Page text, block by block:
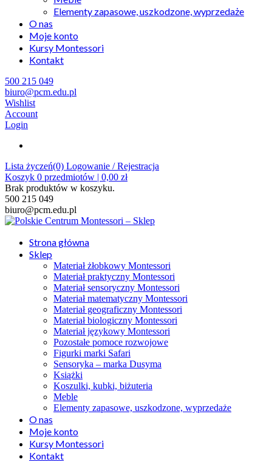
Elementy zapasowe, uszkodzone, wyprzedaże
O nas
Moje konto
Kursy Montessori
Kontakt
500 215 049
biuro@pcm.edu.pl
Wishlist
Account
Login
Lista życzeń(0) Logowanie / Rejestracja
Koszyk 0 przedmiotów | 0,00 zł
Brak produktów w koszyku.
500 215 049
biuro@pcm.edu.pl
Strona główna
Sklep
Materiał żłobkowy Montessori
Materiał praktyczny Montessori
Materiał sensoryczny Montessori
Materiał matematyczny Montessori
Materiał geograficzny Montessori
Materiał biologiczny Montessori
Materiał językowy Montessori
Pozostałe pomoce rozwojowe
Figurki marki Safari
Sensoryka – marka Dusyma
Książki
Koszulki, kubki, biżuteria
Meble
Elementy zapasowe, uszkodzone, wyprzedaże
O nas
Moje konto
Kursy Montessori
Kontakt